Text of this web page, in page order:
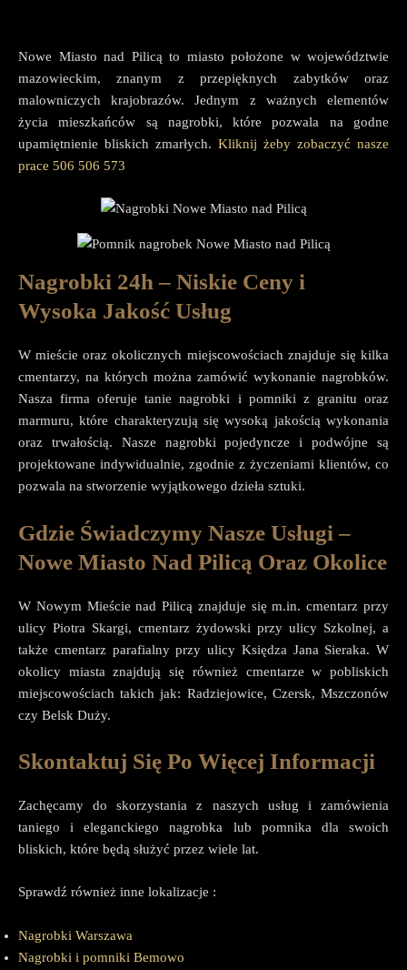
Nowe Miasto nad Pilicą to miasto położone w województwie
mazowieckim, znanym z przepięknych zabytków oraz
malowniczych krajobrazów. Jednym z ważnych elementów
życia mieszkańców są nagrobki, które pozwala na godne
upamiętnienie bliskich zmarłych. Kliknij żeby zobaczyć nasze
prace 506 506 573
Nagrobki 24h – Niskie Ceny i
Wysoka Jakość Usług
W mieście oraz okolicznych miejscowościach znajduje się kilka
cmentarzy, na których można zamówić wykonanie nagrobków.
Nasza firma oferuje tanie nagrobki i pomniki z granitu oraz
marmuru, które charakteryzują się wysoką jakością wykonania
oraz trwałością. Nasze nagrobki pojedyncze i podwójne są
projektowane indywidualnie, zgodnie z życzeniami klientów, co
pozwala na stworzenie wyjątkowego dzieła sztuki.
Gdzie Świadczymy Nasze Usługi –
Nowe Miasto Nad Pilicą Oraz Okolice
W Nowym Mieście nad Pilicą znajduje się m.in. cmentarz przy
ulicy Piotra Skargi, cmentarz żydowski przy ulicy Szkolnej, a
także cmentarz parafialny przy ulicy Księdza Jana Sieraka. W
okolicy miasta znajdują się również cmentarze w pobliskich
miejscowościach takich jak: Radziejowice, Czersk, Mszczonów
czy Belsk Duży.
Skontaktuj Się Po Więcej Informacji
Zachęcamy do skorzystania z naszych usług i zamówienia
taniego i eleganckiego nagrobka lub pomnika dla swoich
bliskich, które będą służyć przez wiele lat.
Sprawdź również inne lokalizacje :
Nagrobki Warszawa
Nagrobki i pomniki Bemowo